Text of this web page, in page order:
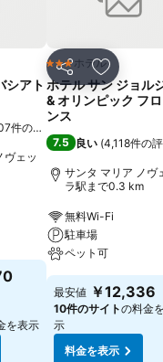
りに追加
シアト
件の評価
ヴェッ
を表示
シェア お気に入
3 ホテルのランク
ホテル
ホテル サン ジョル
& オリンピック フ
ンス
7.5 良い (4,118件の
サンタ マリア ノヴ
ラ駅まで0.3 km
無料Wi-Fi
駐車場
ペット可
最安値 ￥12,336
10件のサイトの料金
示
料金を表示